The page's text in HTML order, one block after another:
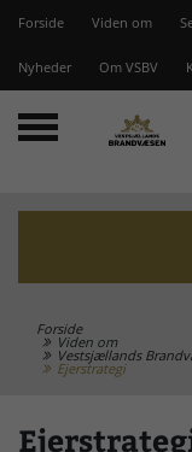
Forside Viden om
Nyheder Om VSBV
Forside
Viden om
Vestsjællands
Ejerstrategi